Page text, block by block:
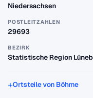
Niedersachsen
POSTLEITZAHLEN
29693
BEZIRK
Statistische Region
Ortsteile von Böhme